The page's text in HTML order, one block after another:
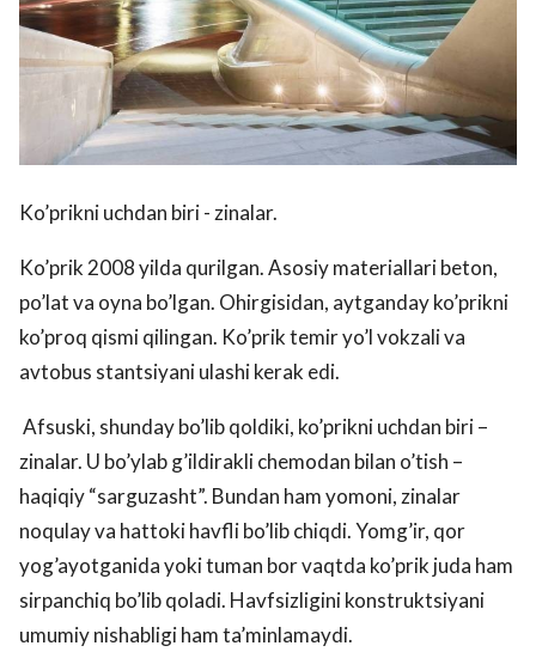
Ko’prikni uchdan biri - zinalar.
Ko’prik 2008 yilda qurilgan. Asosiy materiallari beton,
po’lat va oyna bo’lgan. Ohirgisidan, aytganday ko’prikni
ko’proq qismi qilingan. Ko’prik temir yo’l vokzali va
avtobus stantsiyani ulashi kerak edi.
Afsuski, shunday bo’lib qoldiki, ko’prikni uchdan biri –
zinalar. U bo’ylab g’ildirakli chemodan bilan o’tish –
haqiqiy “sarguzasht”. Bundan ham yomoni, zinalar
noqulay va hattoki havfli bo’lib chiqdi. Yomg’ir, qor
yog’ayotganida yoki tuman bor vaqtda ko’prik juda ham
sirpanchiq bo’lib qoladi. Havfsizligini konstruktsiyani
umumiy nishabligi ham ta’minlamaydi.